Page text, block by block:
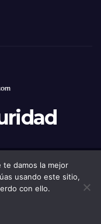
deThemeansar
te damos la mejor
usando este sitio,
con ello.